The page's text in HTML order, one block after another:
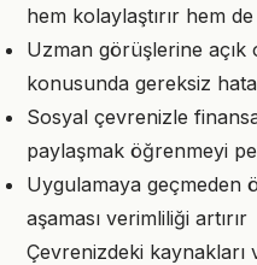
hem kolaylaştırır hem
Uzman görüşlerine açık
konusunda gereksiz
Sosyal çevrenizle
paylaşmak öğrenmeyi
Uygulamaya geçmeden
aşaması verimliliği artırır
Çevrenizdeki kaynakları